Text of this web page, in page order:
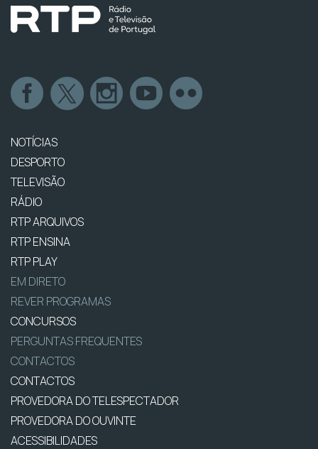
NOTÍCIAS
DESPORTO
TELEVISÃO
RÁDIO
RTP ARQUIVOS
RTP ENSINA
RTP PLAY
EM DIRETO
REVER PROGRAMAS
CONCURSOS
PERGUNTAS FREQUENTES
CONTACTOS
CONTACTOS
PROVEDORA DO TELESPECTADOR
PROVEDORA DO OUVINTE
ACESSIBILIDADES